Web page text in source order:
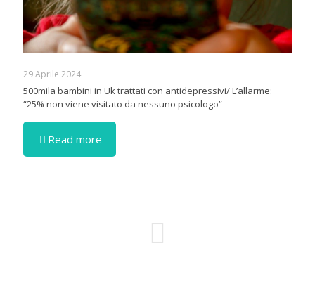
29 Aprile 2024
500mila bambini in Uk trattati con antidepressivi/ L’allarme:
“25% non viene visitato da nessuno psicologo”
Read more